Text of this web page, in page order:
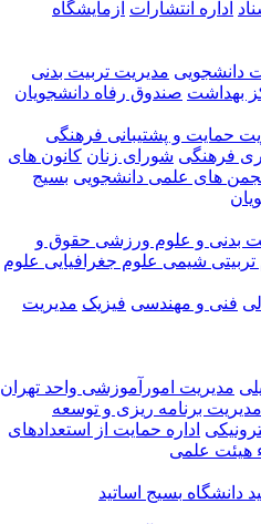
اداره انتشارات آزمایشگاه
مدیریت تربیت بدنی
بهداشت صندوق رفاه دانشجویان
حمایت و پشتیبانی فرهنگی
فرهنگی شورای زنان کانون های
های علمی دانشجویی بسیج
بدنی و علوم ورزشی حقوق و
شیمی علوم جغرافیایی علوم
فنی و مهندسی فیزیک مدیریت
مدیریت امورآموزشی واحد تهران
برنامه ریزی و توسعه
اداره حمایت از استعدادهای
هیئت علمی
دانشگاهبسیج اساتید